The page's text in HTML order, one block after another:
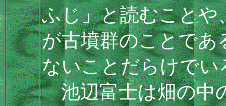
ふじ」と読むことや
が古墳群のことであ
ないことだらけで
池辺富士は畑の中